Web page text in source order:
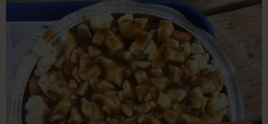
Forfaits
Foire aux questions
Me connecter